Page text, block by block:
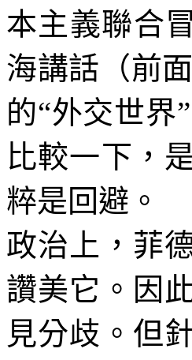
本主義聯合
海講話（前
的“外交世界
比較一下，
粹是回避。
政治上，菲
讚美它。因
見分歧。但